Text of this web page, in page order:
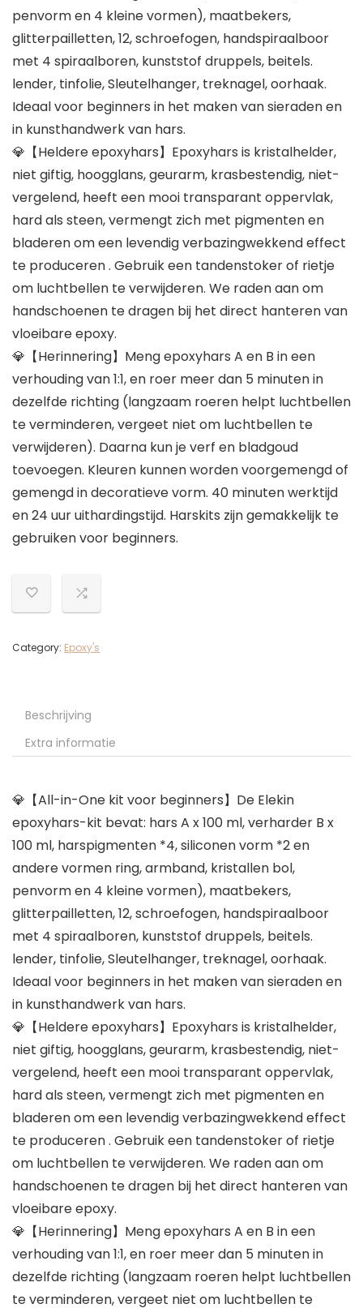
penvorm en 4 kleine vormen), maatbekers,
glitterpailletten, 12, schroefogen, handspiraalboor
met 4 spiraalboren, kunststof druppels, beitels.
lender, tinfolie, Sleutelhanger, treknagel, oorhaak.
Ideaal voor beginners in het maken van sieraden en
in kunsthandwerk van hars.
💎【Heldere epoxyhars】Epoxyhars is kristalhelder,
niet giftig, hoogglans, geurarm, krasbestendig, niet-
vergelend, heeft een mooi transparant oppervlak,
hard als steen, vermengt zich met pigmenten en
bladeren om een ​​levendig verbazingwekkend effect
te produceren . Gebruik een tandenstoker of rietje
om luchtbellen te verwijderen. We raden aan om
handschoenen te dragen bij het direct hanteren van
vloeibare epoxy.
💎【Herinnering】Meng epoxyhars A en B in een
verhouding van 1:1, en roer meer dan 5 minuten in
dezelfde richting (langzaam roeren helpt luchtbellen
te verminderen, vergeet niet om luchtbellen te
verwijderen). Daarna kun je verf en bladgoud
toevoegen. Kleuren kunnen worden voorgemengd of
gemengd in decoratieve vorm. 40 minuten werktijd
en 24 uur uithardingstijd. Harskits zijn gemakkelijk te
gebruiken voor beginners.
Category: Epoxy's
Beschrijving
Extra informatie
💎【All-in-One kit voor beginners】De Elekin
epoxyhars-kit bevat: hars A x 100 ml, verharder B x
100 ml, harspigmenten *4, siliconen vorm *2 en
andere vormen ring, armband, kristallen bol,
penvorm en 4 kleine vormen), maatbekers,
glitterpailletten, 12, schroefogen, handspiraalboor
met 4 spiraalboren, kunststof druppels, beitels.
lender, tinfolie, Sleutelhanger, treknagel, oorhaak.
Ideaal voor beginners in het maken van sieraden en
in kunsthandwerk van hars.
💎【Heldere epoxyhars】Epoxyhars is kristalhelder,
niet giftig, hoogglans, geurarm, krasbestendig, niet-
vergelend, heeft een mooi transparant oppervlak,
hard als steen, vermengt zich met pigmenten en
bladeren om een ​​levendig verbazingwekkend effect
te produceren . Gebruik een tandenstoker of rietje
om luchtbellen te verwijderen. We raden aan om
handschoenen te dragen bij het direct hanteren van
vloeibare epoxy.
💎【Herinnering】Meng epoxyhars A en B in een
verhouding van 1:1, en roer meer dan 5 minuten in
dezelfde richting (langzaam roeren helpt luchtbellen
te verminderen, vergeet niet om luchtbellen te